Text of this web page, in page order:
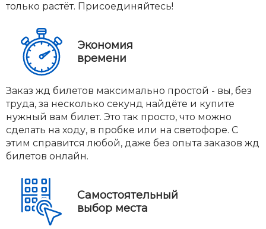
только растёт. Присоединяйтесь!
Экономия
времени
Заказ жд билетов максимально простой - вы, без
труда, за несколько секунд найдёте и купите
нужный вам билет. Это так просто, что можно
сделать на ходу, в пробке или на светофоре. С
этим справится любой, даже без опыта заказов жд
билетов онлайн.
Самостоятельный
выбор места